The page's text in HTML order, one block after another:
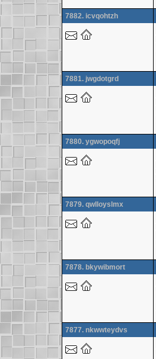
7882. icvqohtzh
7881. jwgdotgrd
7880. ygwopoqfj
7879. qwlloyslmx
7878. bkywibmort
7877. nkwwteydvs